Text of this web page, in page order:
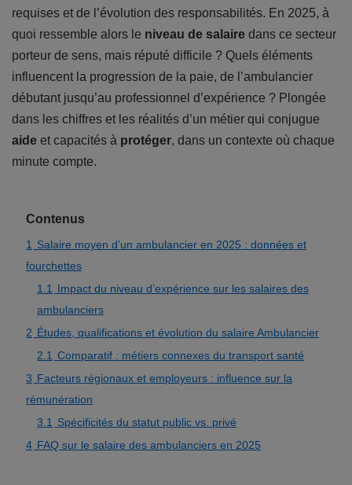
requises et de l’évolution des responsabilités. En 2025, à
quoi ressemble alors le niveau de salaire dans ce secteur
porteur de sens, mais réputé difficile ? Quels éléments
influencent la progression de la paie, de l’ambulancier
débutant jusqu’au professionnel d’expérience ? Plongée
dans les chiffres et les réalités d’un métier qui conjugue
aide et capacités à protéger, dans un contexte où chaque
minute compte.
Contenus
1 Salaire moyen d’un ambulancier en 2025 : données et
fourchettes
1.1 Impact du niveau d’expérience sur les salaires des
ambulanciers
2 Études, qualifications et évolution du salaire Ambulancier
2.1 Comparatif : métiers connexes du transport santé
3 Facteurs régionaux et employeurs : influence sur la
rémunération
3.1 Spécificités du statut public vs. privé
4 FAQ sur le salaire des ambulanciers en 2025